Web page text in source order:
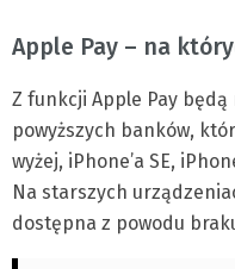
Apple Pay – na
Z funkcji Apple Pay
powyższych banków,
wyżej, iPhone’a SE,
Na starszych
dostępna z powodu